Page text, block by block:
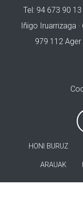
Tel: 94 673 90
Iñigo Iruarrizaga
979 112 Ager
HONI BURUZ
ARAUAK